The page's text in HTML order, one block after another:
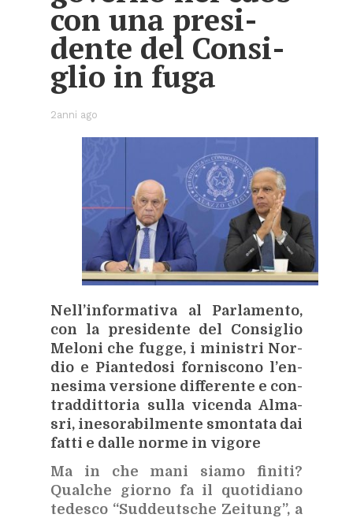
con una pre­si­
den­te del Con­si­
glio in fuga
2anni ago
Nel­l’in­for­ma­ti­va al Par­la­men­to,
con la pre­si­den­te del Con­si­glio
Me­lo­ni che fug­ge, i mi­ni­stri Nor­
dio e Pian­te­do­si for­ni­sco­no l’en­
ne­si­ma ver­sio­ne dif­fe­ren­te e con­
trad­dit­to­ria sul­la vi­cen­da Al­ma­
sri, ine­so­ra­bil­men­te smon­ta­ta dai
fat­ti e dal­le nor­me in vi­go­re
Ma in che mani sia­mo fi­ni­ti?
Qual­che gior­no fa il quo­ti­dia­no
te­de­sco “Sud­deu­tsche Zei­tung”, a